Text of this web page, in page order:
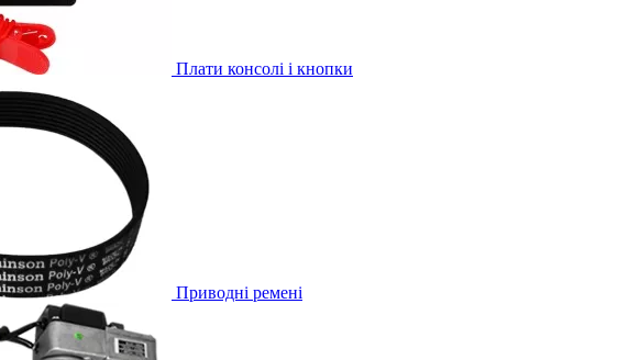
Плати консолі і кнопки
Приводні ремені